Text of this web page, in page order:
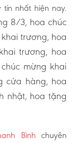
nhất hiện nay.
8/3, hoa chúc
trương, hoa
trương, hoa
mừng khai
cửa hàng, hoa
nhật, hoa tặng
Bình chuyên